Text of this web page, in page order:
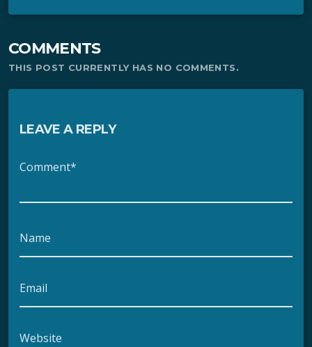
COMMENTS
THIS POST CURRENTLY HAS NO COMMENTS.
LEAVE A REPLY
Comment*
Name
Email
Website